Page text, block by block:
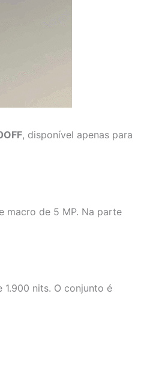
, disponível apenas para
macro de 5 MP. Na parte
nits. O conjunto é